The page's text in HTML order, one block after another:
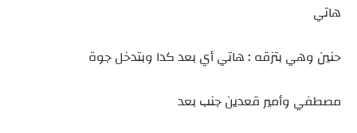
هاتي
حنين وهي بتزقه : هاتي أي بعد كدا وبتدخل جوة
مصطفي وأمير قعدين جنب بعد